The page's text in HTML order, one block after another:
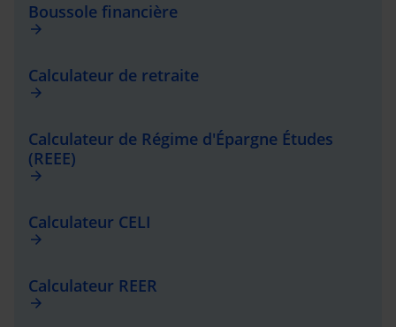
Boussole financière
arrow_forward
Calculateur de retraite
arrow_forward
Calculateur de Régime d'Épargne Études
(REEE)
arrow_forward
Calculateur CELI
arrow_forward
Calculateur REER
arrow_forward